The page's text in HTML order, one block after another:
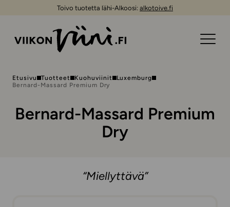
Toivo tuotetta lähi-Alkoosi: alkotoive.fi
Etusivu Tuotteet Kuohuviinit
Luxemburg
Bernard-Massard Premium Dry
Bernard-Massard Premium
Dry
“Miellyttävä”